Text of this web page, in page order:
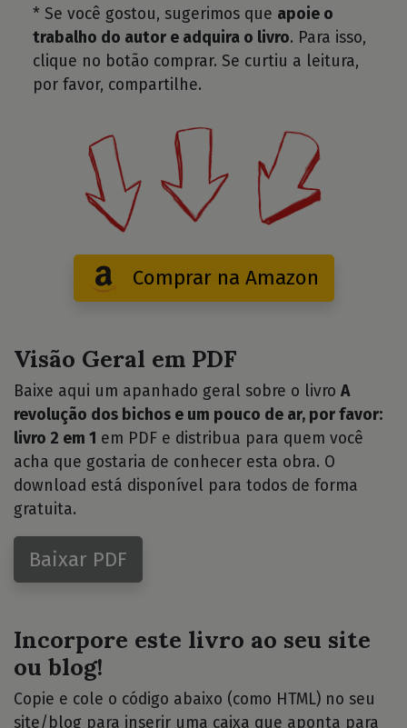
* Se você gostou, sugerimos que apoie o
trabalho do autor e adquira o livro. Para isso,
clique no botão comprar. Se curtiu a leitura,
por favor, compartilhe.
Comprar na Amazon
Visão Geral em PDF
Baixe aqui um apanhado geral sobre o livro A
revolução dos bichos e um pouco de ar, por favor:
livro 2 em 1 em PDF e distribua para quem você
acha que gostaria de conhecer esta obra. O
download está disponível para todos de forma
gratuita.
Baixar PDF
Incorpore este livro ao seu site
ou blog!
Copie e cole o código abaixo (como HTML) no seu
site/blog para inserir uma caixa que aponta para